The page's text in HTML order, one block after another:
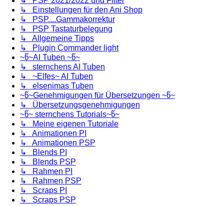
↳ Einstellungen für den Ani Shop
↳ PSP....Gammakorrektur
↳ PSP Tastaturbelegung
↳ Allgemeine Tipps
↳ Plugin Commander light
~წ~AI Tuben ~წ~
↳ sternchens AI Tuben
↳ ~Elfes~ AI Tuben
↳ elsenimas Tuben
~წ~Genehmigungen für Übersetzungen ~წ~
↳ Übersetzungsgenehmigungen
~წ~ sternchens Tutorials~წ~
↳ Meine eigenen Tutoriale
↳ Animationen PI
↳ Animationen PSP
↳ Blends PI
↳ Blends PSP
↳ Rahmen PI
↳ Rahmen PSP
↳ Scraps PI
↳ Scraps PSP